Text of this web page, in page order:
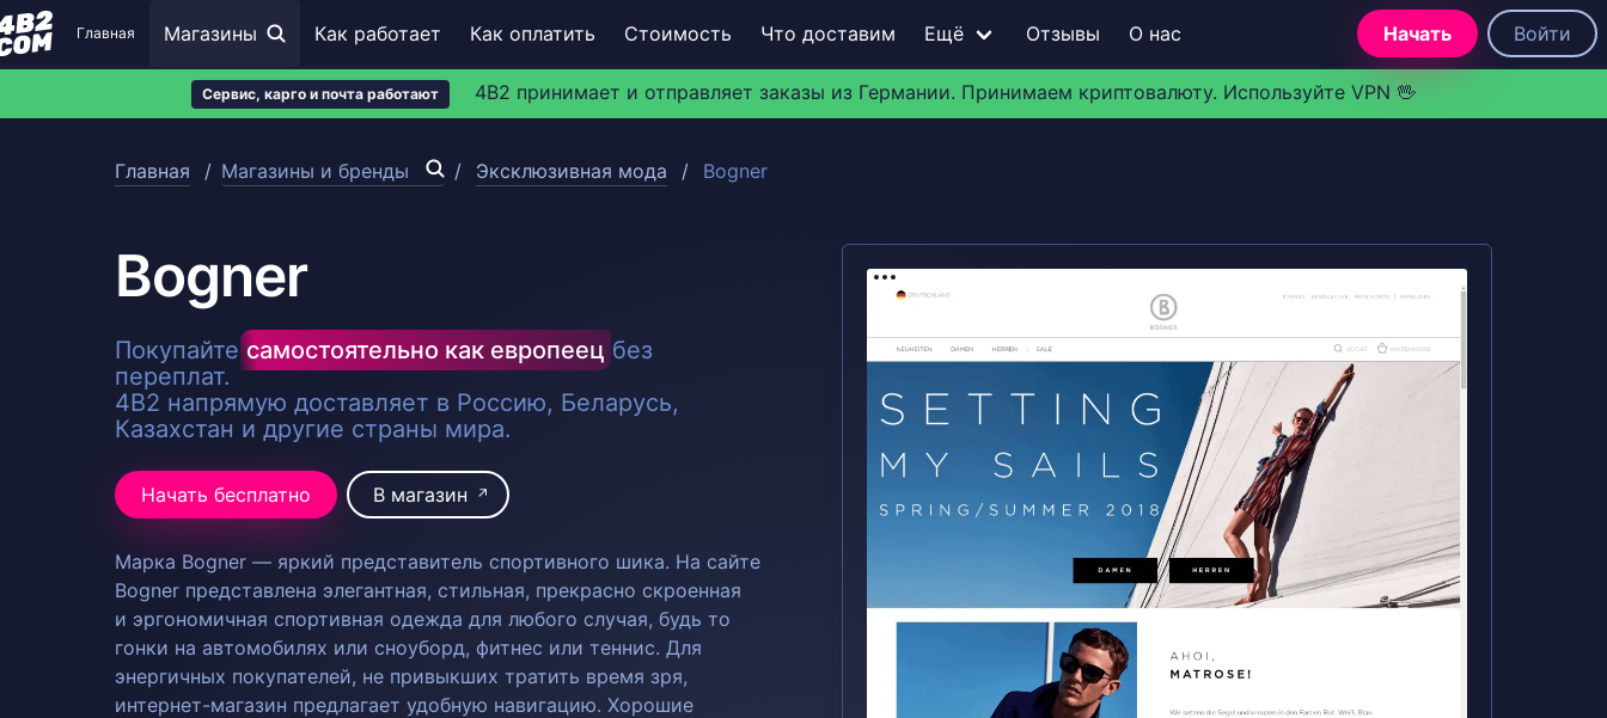
Сервис, карго и почта работают 4B2 принимает и отправляет заказы из Германии. Принимаем криптовалюту. Используйте VPN 🖖
Главная Магазины Как работает Как оплатить Стоимость Что доставим Ещё Отзывы О нас Начать Войти
Главная Магазины и бренды Эксклюзивная мода Bogner
Bogner
Покупайтесамостоятельно как европеец без
переплат.
4B2 напрямую доставляет в Россию, Беларусь,
Казахстан и другие страны мира.
Начать бесплатно В магазин ↗
Марка Bogner — яркий представитель спортивного шика. На сайте
Bogner представлена элегантная, стильная, прекрасно скроенная
и эргономичная спортивная одежда для любого случая, будь то
гонки на автомобилях или сноуборд, фитнес или теннис. Для
энергичных покупателей, не привыкших тратить время зря,
интернет-магазин предлагает удобную навигацию. Хорошие